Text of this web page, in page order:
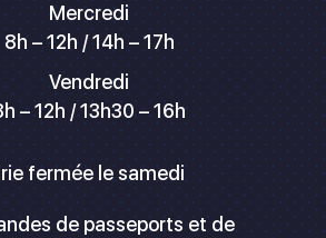
Mercredi
8h – 12h / 14h – 17h
Vendredi
– 12h / 13h30 – 16h
fermée le samedi
de passeports et de